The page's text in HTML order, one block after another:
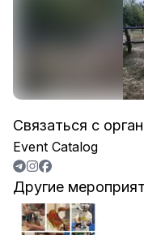
Связаться с
Event Catalog
Другие